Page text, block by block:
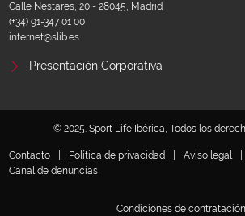
Calle Nestares, 20 - 28045, Madrid
(+34) 91-347 01 00
internet@slib.es
Presentación Corporativa
© 2025. Sport Life Ibérica, Todos los
Contacto Política de privacidad Aviso legal
Canal de denuncias
Condiciones de contratación